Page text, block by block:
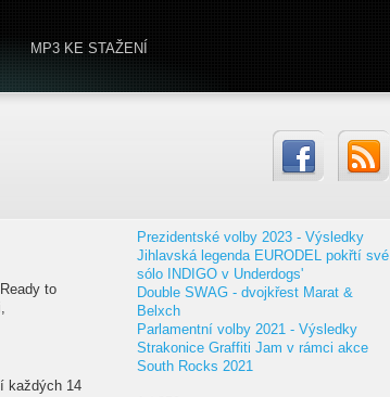
MP3 KE STAŽENÍ
to
každých 14
Prezidentské volby 2023 - Výsledky
Jihlavská legenda EURODEL pokřtí své
sólo INDIGO v Underdogs'
Double SWAG - dvojkřest Marat &
Belxch
Parlamentní volby 2021 - Výsledky
Strakonice Graffiti Jam v rámci akce
South Rocks 2021